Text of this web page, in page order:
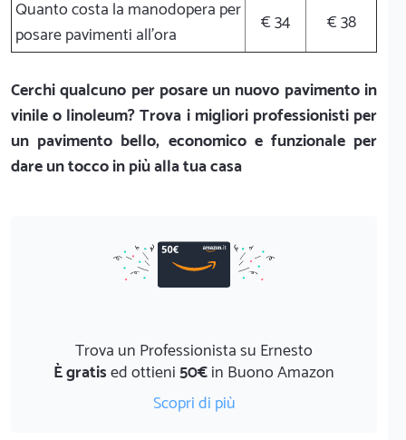
Quanto costa la manodopera per
posare pavimenti all'ora
€ 34 € 38
Cerchi qualcuno per posare un nuovo pavimento in
vinile o linoleum? Trova i migliori professionisti per
un pavimento bello, economico e funzionale per
dare un tocco in più alla tua casa
Trova un Professionista su Ernesto
È gratised ottieni50€in Buono Amazon
Scopri di più